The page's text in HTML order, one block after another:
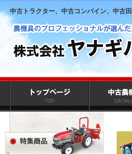
中古トラクター、中古コンバイン、中古